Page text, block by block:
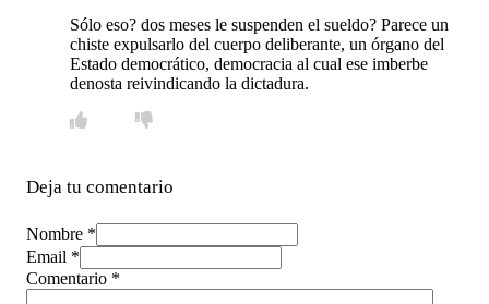
Sólo eso? dos meses le suspenden el sueldo? Parece un
chiste expulsarlo del cuerpo deliberante, un órgano del
Estado democrático, democracia al cual ese imberbe
denosta reivindicando la dictadura.
Deja tu comentario
Nombre *
Email *
Comentario *